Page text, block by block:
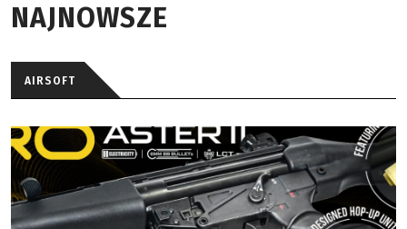
NAJNOWSZE
AIRSOFT